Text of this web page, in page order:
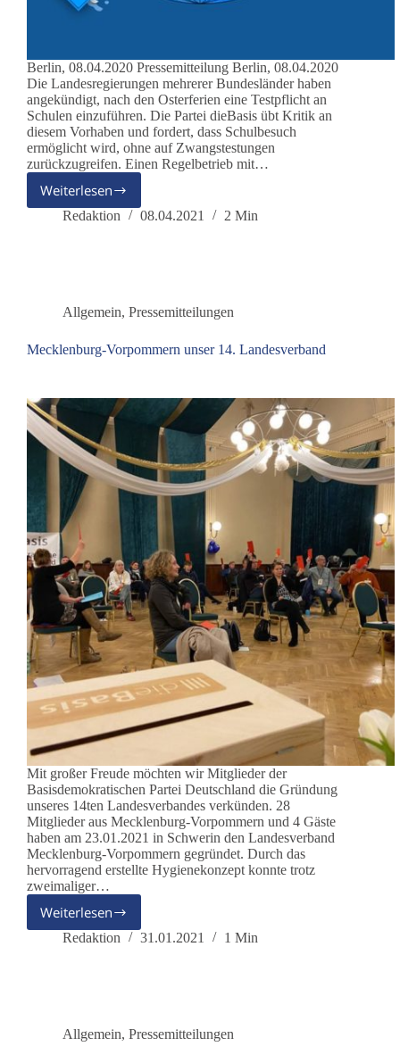
Berlin, 08.04.2020 Pressemitteilung Berlin, 08.04.2020
Die Landesregierungen mehrerer Bundesländer haben
angekündigt, nach den Osterferien eine Testpflicht an
Schulen einzuführen. Die Partei dieBasis übt Kritik an
diesem Vorhaben und fordert, dass Schulbesuch
ermöglicht wird, ohne auf Zwangstestungen
zurückzugreifen. Einen Regelbetrieb mit…
WeiterlesenPressemitteilung
Redaktion 08.04.2021 2 Min
Allgemein, Pressemitteilungen
Mecklenburg-Vorpommern unser 14. Landesverband
Mit großer Freude möchten wir Mitglieder der
Basisdemokratischen Partei Deutschland die Gründung
unseres 14ten Landesverbandes verkünden. 28
Mitglieder aus Mecklenburg-Vorpommern und 4 Gäste
haben am 23.01.2021 in Schwerin den Landesverband
Mecklenburg-Vorpommern gegründet. Durch das
hervorragend erstellte Hygienekonzept konnte trotz
zweimaliger…
WeiterlesenMecklenburg-
Vorpommern
Redaktion 31.01.2021 1 Min
Allgemein, Pressemitteilungen